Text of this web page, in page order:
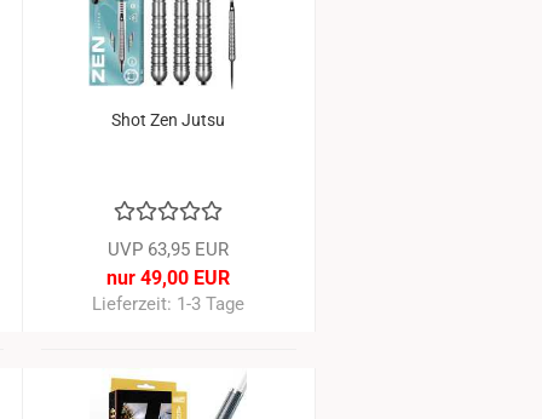
Shot Zen Jutsu
UVP 63,95 EUR
nur 49,00 EUR
Lieferzeit: 1-3 Tage